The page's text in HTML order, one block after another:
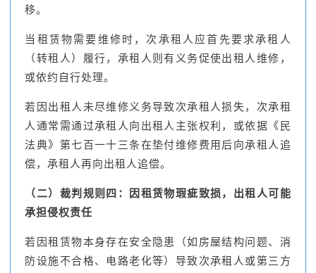
移。
当租赁物需要维修时，次承租人应首先要求承租人
（转租人）履行，承租人则有义务促使出租人维修，
或依约自行处理。
若因出租人未尽维修义务导致次承租人损失，次承租
人通常需通过承租人向出租人主张权利，或依据《民
法典》第七百一十三条在垫付维修费用后向承租人追
偿，承租人再向出租人追偿。
（二）裁判规则四：因租赁物瑕疵致损，出租人可能
承担侵权责任
若因租赁物本身存在安全隐患（如房屋结构问题、消
防设施不合格、电路老化等）导致次承租人或第三方